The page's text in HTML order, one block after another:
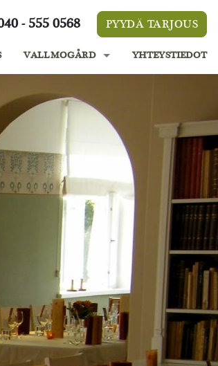
- 555 0568 PYYDÄ TARJOUS
VALLMOGÅRD YHTEYSTIEDOT